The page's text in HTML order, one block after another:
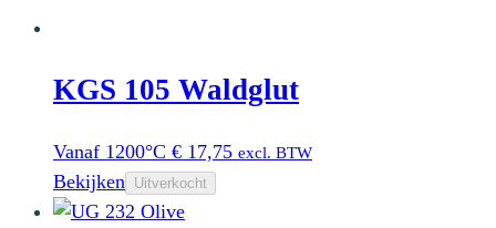
KGS 105 Waldglut
Vanaf 1200°C € 17,75 excl. BTW
Bekijken Uitverkocht